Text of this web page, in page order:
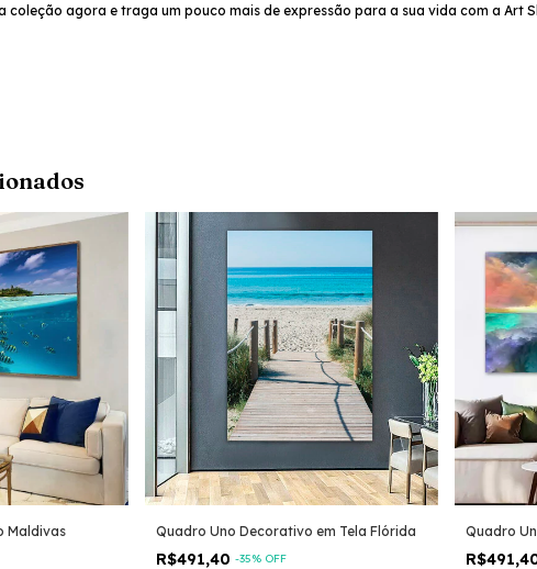
coleção agora e traga um pouco mais de expressão para a sua vida com a Art
Maldivas Quadro Uno Decorativo em Tela Flórida
R$491,40-35% OFF
Quadro